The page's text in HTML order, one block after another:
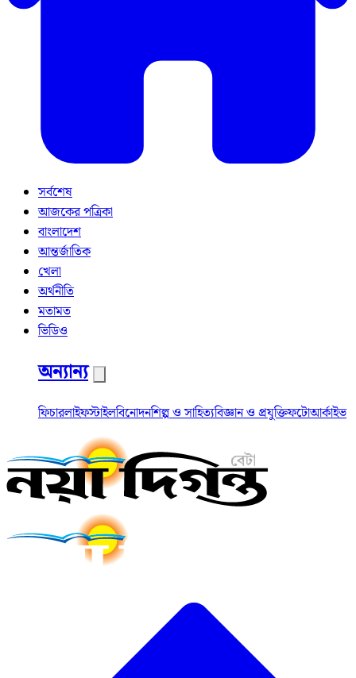
সর্বশেষ
আজকের পত্রিকা
বাংলাদেশ
আন্তর্জাতিক
খেলা
অর্থনীতি
মতামত
ভিডিও
অন্যান্য
ফিচারলাইফস্টাইলবিনোদনশিল্প ও সাহিত্যবিজ্ঞান ও প্রযুক্তিফটোআর্কাইভ